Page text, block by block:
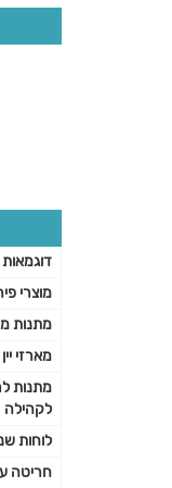
מוצרי
מתנות
מארזי
מתנות
לקהילה
לוחות
חריטה